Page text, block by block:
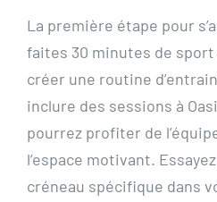
La première étape pour
faites 30 minutes de
créer une routine
inclure des sessions à
pourrez profiter de
l’espace motivant.
créneau spécifique dans